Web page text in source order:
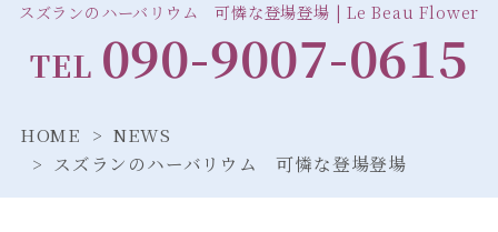
スズランのハーバリウム 可憐な登場登場 | Le Beau Flower
TEL 090-9007-0615
HOME
NEWS
スズランのハーバリウム 可憐な登場登場